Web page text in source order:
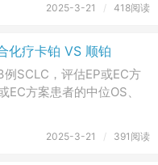
2025-3-21 / 418阅读
化疗卡铂 VS 顺铂
SCLC，评估EP或EC方
方案患者的中位OS、
2025-3-21 / 391阅读